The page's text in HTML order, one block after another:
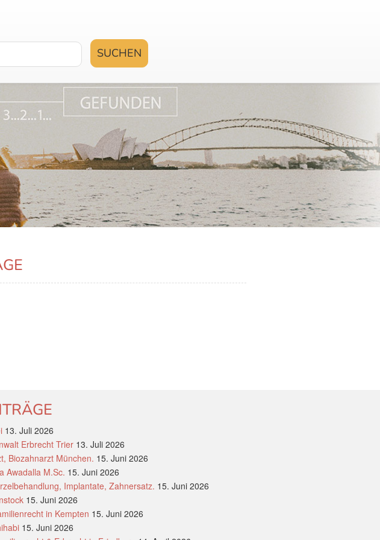
13. Juli 2026
Erbrecht Trier 13. Juli 2026
Biozahnarzt München. 15. Juni 2026
Awadalla M.Sc. 15. Juni 2026
Implantate, Zahnersatz. 15. Juni 2026
15. Juni 2026
in Kempten 15. Juni 2026
15. Juni 2026